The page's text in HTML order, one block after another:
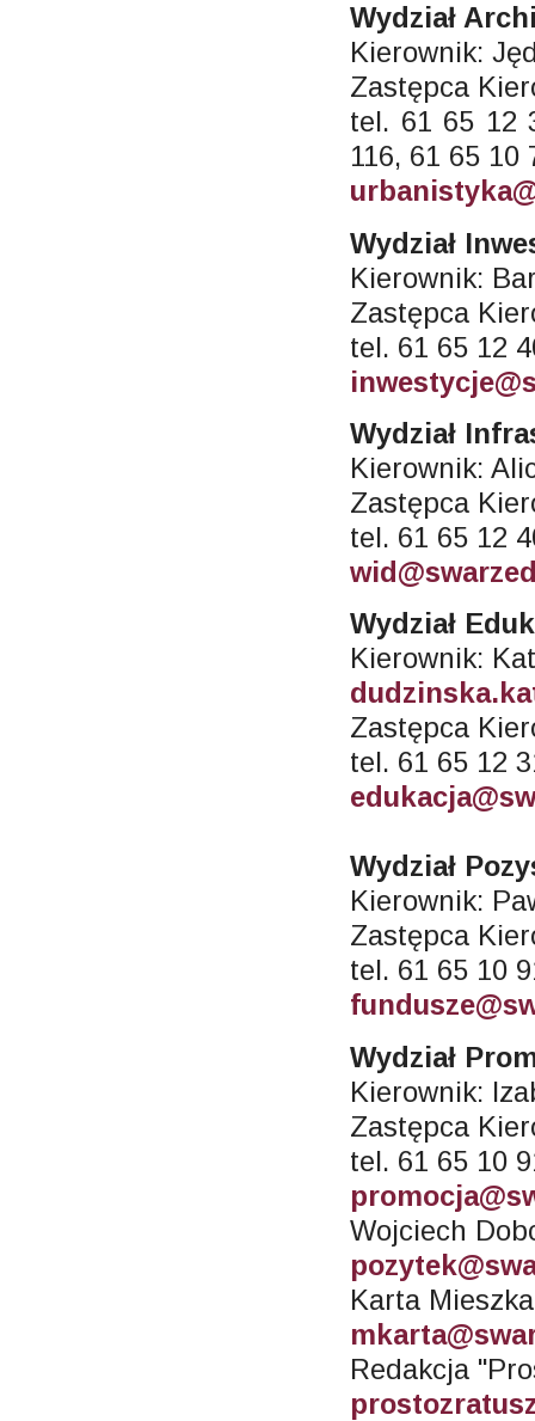
Wydział
Kierownik:
Zastępca
tel. 61 65 12
116, 61 65 10
Wydział
Kierownik:
Zastępca
tel. 61 65 12
Wydział
Kierownik:
Zastępca
tel. 61 65 12
Wydział
Kierownik:
Zastępca
tel. 61 65 12
Wydział
Kierownik:
Zastępca
tel. 61 65 10
Wydział
Kierownik:
Zastępca
tel. 61 65 10
Wojciech
Karta
Redakcja